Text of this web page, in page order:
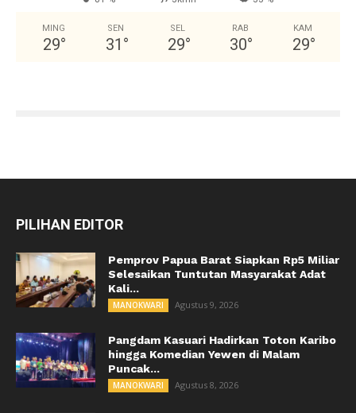
MING
29°
SEN
31 °
SEL
29°
RAB
30°
KAM
29°
PILIHAN EDITOR
Pemprov Papua Barat Siapkan Rp5 Miliar
Selesaikan Tuntutan Masyarakat Adat
Kali...
MANOKWARI Agustus 9, 2026
Pangdam Kasuari Hadirkan Toton Karibo
hingga Komedian Yewen di Malam
Puncak...
MANOKWARI Agustus 8, 2026